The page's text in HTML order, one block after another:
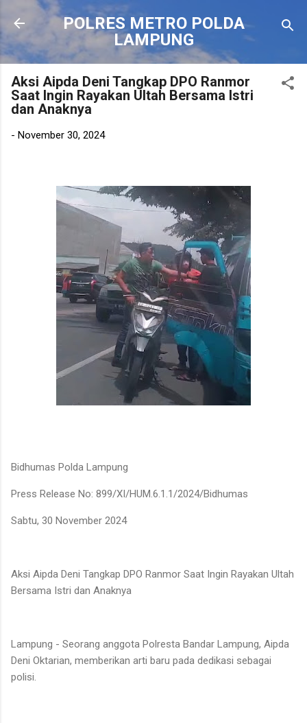
Langsung ke konten utama
POLRES METRO POLDA
LAMPUNG
Aksi Aipda Deni Tangkap DPO Ranmor
Saat Ingin Rayakan Ultah Bersama Istri
dan Anaknya
- November 30, 2024
Bidhumas Polda Lampung
Press Release No: 899/XI/HUM.6.1.1/2024/Bidhumas
Sabtu, 30 November 2024
Aksi Aipda Deni Tangkap DPO Ranmor Saat Ingin Rayakan Ultah
Bersama Istri dan Anaknya
Lampung - Seorang anggota Polresta Bandar Lampung, Aipda
Deni Oktarian, memberikan arti baru pada dedikasi sebagai
polisi.